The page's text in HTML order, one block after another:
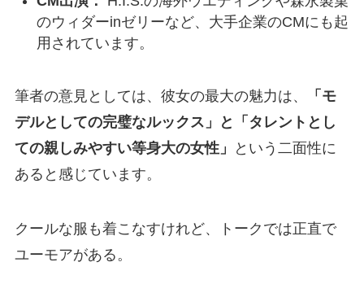
のウィダーinゼリーなど、大手企業のCMにも起
用されています。
筆者の意見としては、彼女の最大の魅力は、
「モ
デルとしての完璧なルックス」と「タレントとし
ての親しみやすい等身大の女性」
という二面性に
あると感じています。
クールな服も着こなすけれど、トークでは正直で
ユーモアがある。